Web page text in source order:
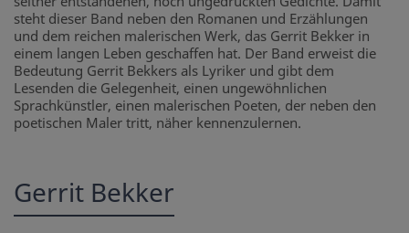
steht dieser Band neben den Romanen und Erzählungen
und dem reichen malerischen Werk, das Gerrit Bekker in
einem langen Leben geschaffen hat. Der Band erweist die
Bedeutung Gerrit Bekkers als Lyriker und gibt dem
Lesenden die Gelegenheit, einen ungewöhnlichen
Sprachkünstler, einen malerischen Poeten, der neben den
poetischen Maler tritt, näher kennenzulernen.
Gerrit Bekker